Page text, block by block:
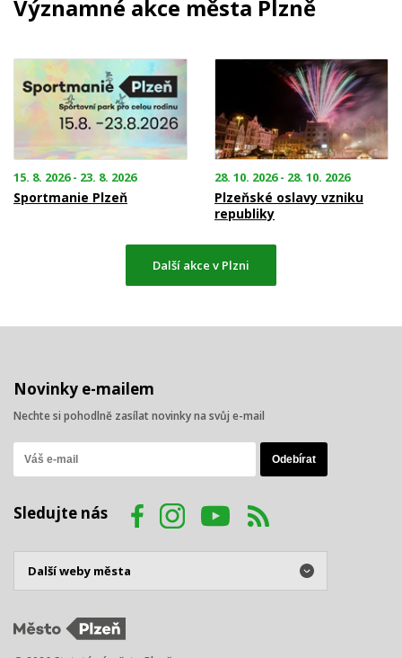
Významné akce města Plzně
15. 8. 2026 - 23. 8. 2026
Sportmanie Plzeň
28. 10. 2026 - 28. 10. 2026
Plzeňské oslavy vzniku
republiky
Další akce v Plzni
Novinky e-mailem
Nechte si pohodlně zasílat novinky na svůj e-mail
Sledujte nás